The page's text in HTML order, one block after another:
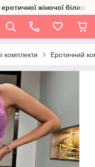
жіночої білизни
комплекти Еротичний